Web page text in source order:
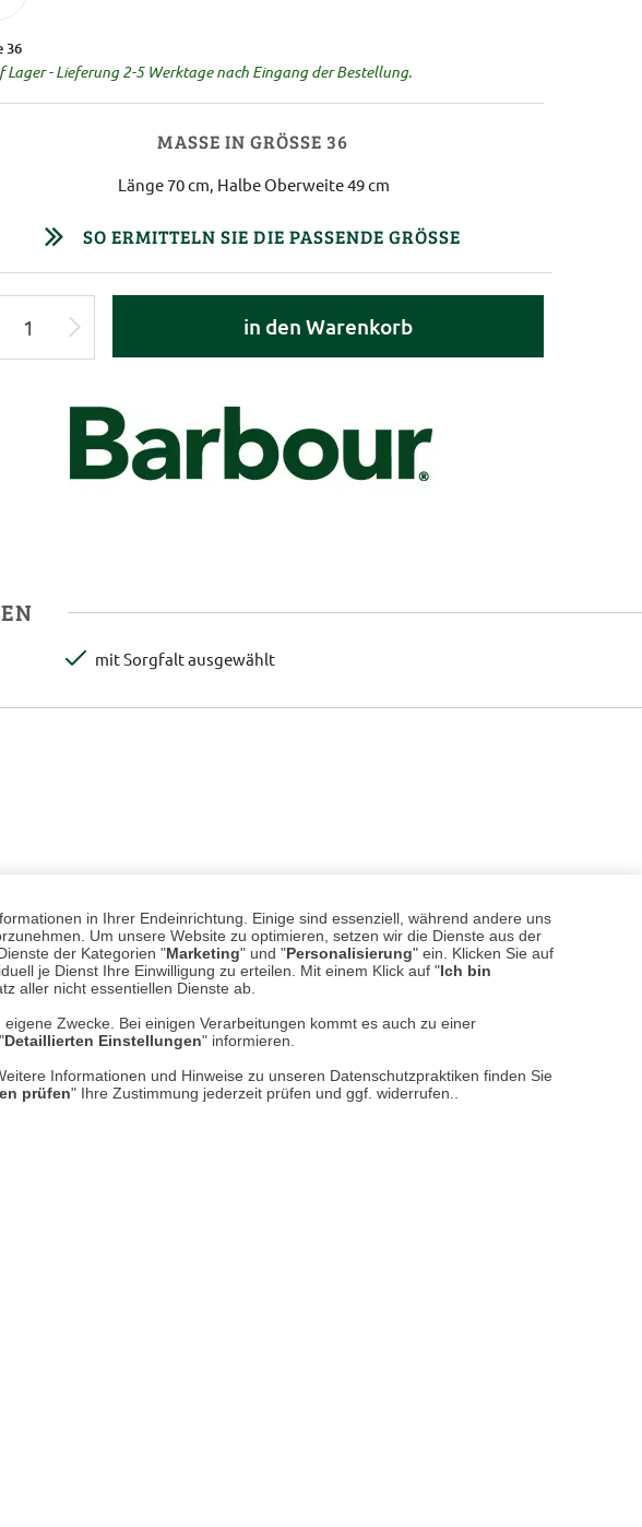
in Ihrer Endeinrichtung. Einige sind essenziell, während andere uns
Um unsere Website zu optimieren, setzen wir die Dienste aus der
der Kategorien "Marketing" und "Personalisierung" ein. Klicken Sie auf
je Dienst Ihre Einwilligung zu erteilen. Mit einem Klick auf "Ich bin
aller nicht essentiellen Dienste ab.
Zwecke. Bei einigen Verarbeitungen kommt es auch zu einer
Detaillierten Einstellungen" informieren.
Informationen und Hinweise zu unseren Datenschutzpraktiken finden Sie
prüfen" Ihre Zustimmung jederzeit prüfen und ggf. widerrufen..
36
Lager - Lieferung 2-5 Werktage nach Eingang der Bestellung.
MASSE IN GRÖSSE 36
Länge 70 cm, Halbe Oberweite 49 cm
SO ERMITTELN SIE DIE PASSENDE GRÖSSE
in den Warenkorb
mit Sorgfalt ausgewählt